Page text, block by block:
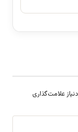
علامت‌گذاری